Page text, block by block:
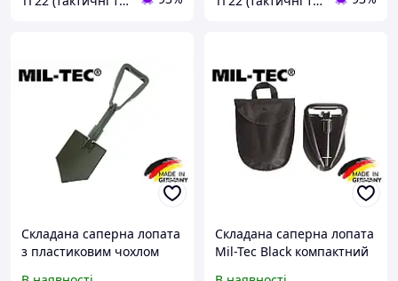
Складана саперна лопата
з пластиковим чохлом
Складана саперна лопата
Mil-Tec Black компактний